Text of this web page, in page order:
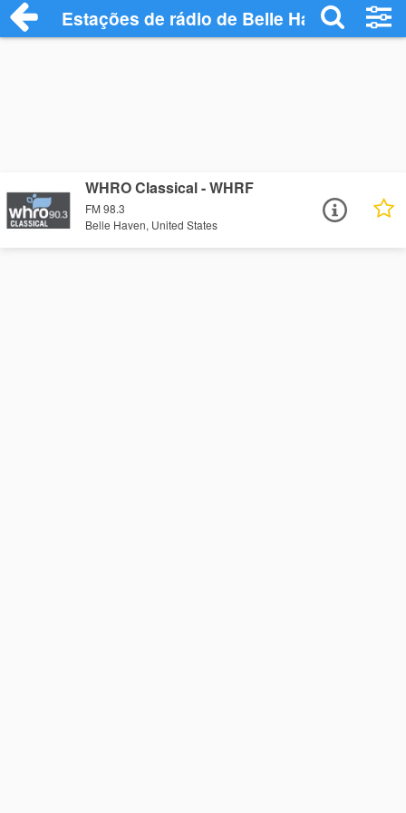
Estações de rádio de Belle Haven -
WHRO Classical - WHRF
FM 98.3
Belle Haven, United States